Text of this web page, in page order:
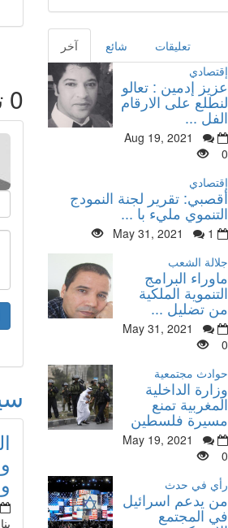
0
آخر شائع
تعليقات
إقتصادي
عزيز إدمين : تعالو
لنطلع على الارقام
الفل ...
Aug 19, 2021
0
إقتصادي
أقصبي: تقرير لجنة النمودج
التنموي مليء با ...
May 31, 2021
1
جلالة الشعب
ماوراء البرامج
التنموية الملكية
من تضليل ...
May 31, 2021
0
حوادث مجتمعية
وزارة الداخلية
المغربية تمنع
مسيرة فلسطين
May 19, 2021
0
رأي في حدث
من يدعم اسرائيل
في المجتمع